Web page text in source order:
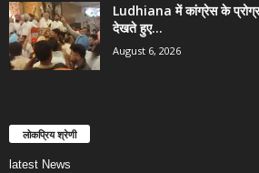
Ludhiana में कांग्रेस के
देखते हुए...
August 6, 2026
लोकप्रिय श्रेणी
latest News